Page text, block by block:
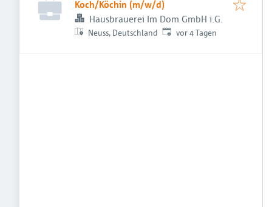
Koch/Köchin (m/w/d)
Hausbrauerei Im Dom GmbH i.G.
Neuss, Deutschland Veröffentlicht:
vor 4 Tagen